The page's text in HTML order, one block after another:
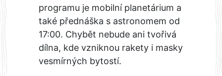
programu je mobilní planetárium a
také přednáška s astronomem od
17:00. Chybět nebude ani tvořivá
dílna, kde vzniknou rakety i masky
vesmírných bytostí.